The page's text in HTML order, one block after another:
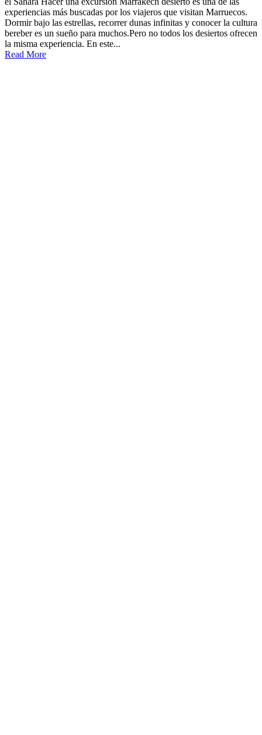
experiencias más buscadas por los viajeros que visitan Marruecos.
Dormir bajo las estrellas, recorrer dunas infinitas y conocer la cultura
bereber es un sueño para muchos.Pero no todos los desiertos ofrecen
la misma experiencia. En este...
Read More